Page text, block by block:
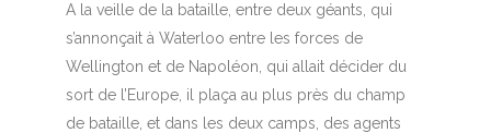
A la veille de la bataille, entre deux géants, qui
s’annonçait à Waterloo entre les forces de
Wellington et de Napoléon, qui allait décider du
sort de l’Europe, il plaça au plus près du champ
de bataille, et dans les deux camps, des agents